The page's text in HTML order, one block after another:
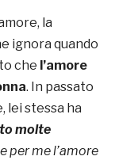
la
ignora quando
che l’amore
. In passato
lei stessa ha
molte
per me l’amore